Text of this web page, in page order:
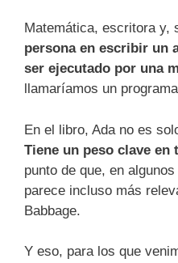
Matemática, escritora y,
persona en escribir un
ser ejecutado por una
llamaríamos un
En el libro, Ada no es
Tiene un peso clave en
punto de que, en
parece incluso más
Babbage.
Y eso, para los que